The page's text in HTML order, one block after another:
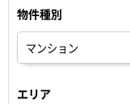
物件種別
エリア